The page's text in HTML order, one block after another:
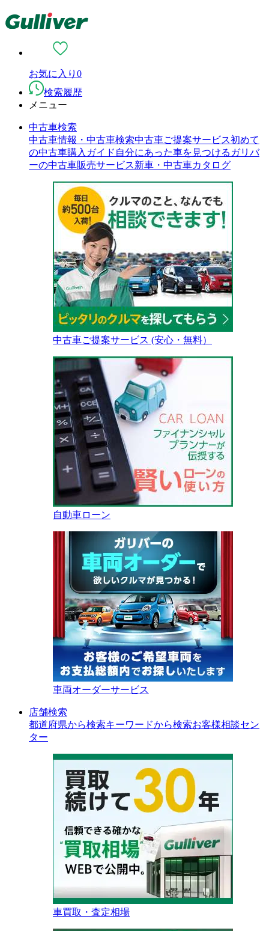
お気に入り 0
検索履歴
メニュー
中古車検索
中古車情報・中古車検索中古車ご提案サービス初めて
の中古車購入ガイド 自分にあった車を見つける ガリバ
ーの中古車販売サービス新車・中古車カタログ
中古車ご提案サービス (安心・無料）
自動車ローン
車両オーダーサービス
店舗検索
都道府県から検索キーワードから検索お客様相談セン
ター
車買取・査定相場